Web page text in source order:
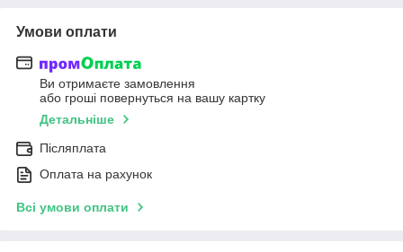
Умови оплати
Ви отримаєте замовлення
або гроші повернуться на вашу картку
Детальніше
Післяплата
Оплата на рахунок
Всі умови оплати